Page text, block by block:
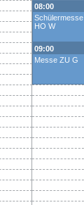
08:00
Schülermesse
HO W
09:00
Messe ZU G